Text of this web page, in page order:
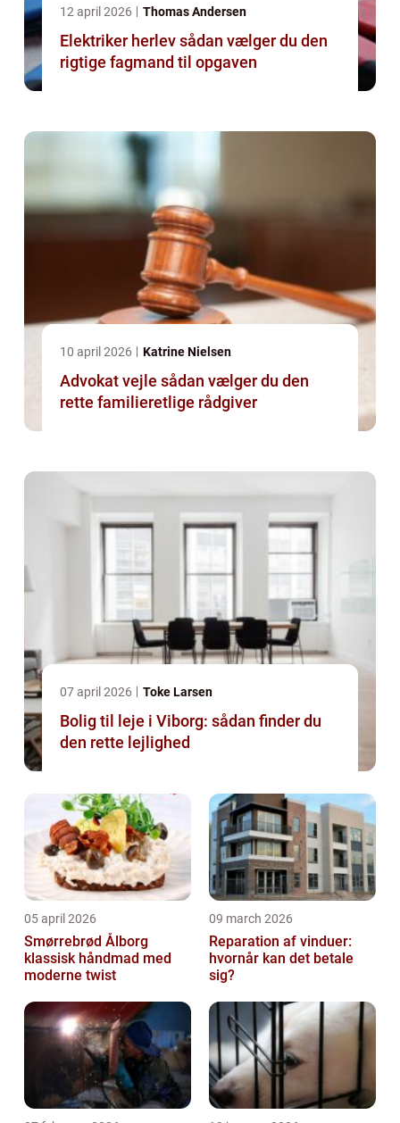
12 april 2026 Thomas Andersen
Elektriker herlev sådan vælger du den
rigtige fagmand til opgaven
10 april 2026 Katrine Nielsen
Advokat vejle sådan vælger du den
rette familieretlige rådgiver
07 april 2026 Toke Larsen
Bolig til leje i Viborg: sådan finder du
den rette lejlighed
05 april 2026
Smørrebrød Ålborg
klassisk håndmad med
moderne twist
09 march 2026
Reparation af vinduer:
hvornår kan det betale
sig?